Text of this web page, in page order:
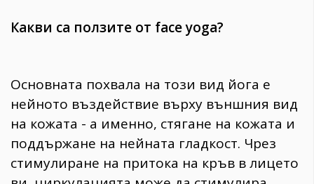
Какви са ползите от face yoga?
Основната похвала на този вид йога е
нейното въздействие върху външния вид
на кожата - а именно, стягане на кожата и
поддържане на нейната гладкост. Чрез
стимулиране на притока на кръв в лицето